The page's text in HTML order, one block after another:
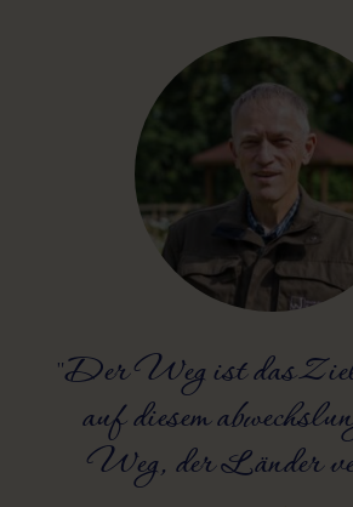
"Der Weg ist das
auf diesem
Weg, der Länder